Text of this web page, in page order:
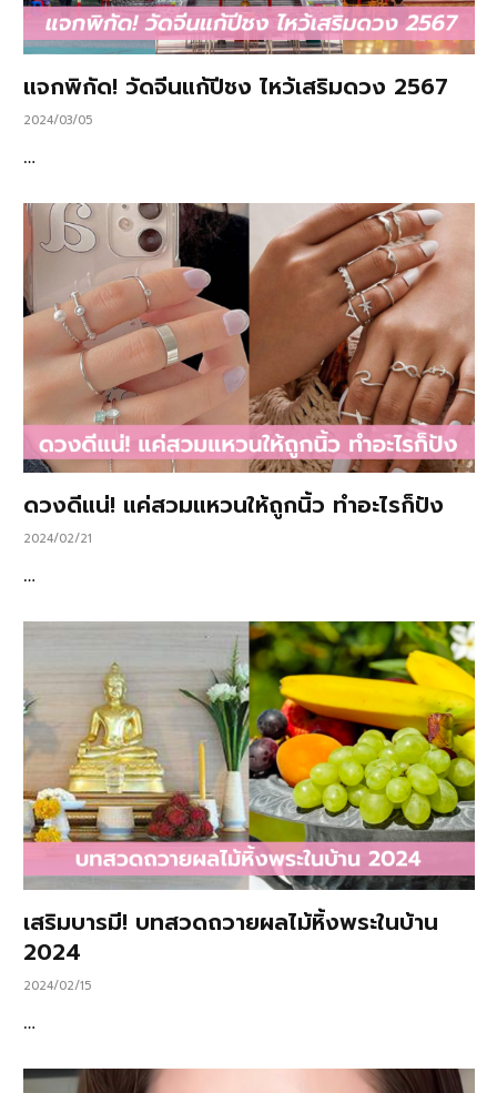
แจกพิกัด! วัดจีนแก้ปีชง ไหว้เสริมดวง 2567
2024/03/05
…
ดวงดีแน่! แค่สวมแหวนให้ถูกนิ้ว ทำอะไรก็ปัง
2024/02/21
…
เสริมบารมี! บทสวดถวายผลไม้หิ้งพระในบ้าน
2024
2024/02/15
…